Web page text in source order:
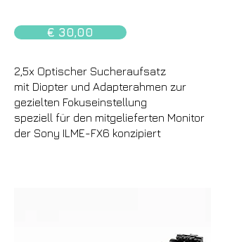
€ 30,00
2,5x Optischer Sucheraufsatz
mit Diopter und Adapterahmen zur
gezielten Fokuseinstellung
speziell für den mitgelieferten Monitor
der Sony ILME-FX6 konzipiert